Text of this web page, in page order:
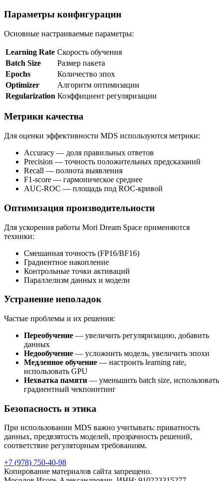
Параметры конфигурации
Основные настраиваемые параметры:
Learning Rate Скорость обучения
Batch Size
Размер пакета
Epochs
Количество эпох
Optimizer
Алгоритм оптимизации
Regularization Коэффициент регуляризации
Метрики качества
Для оценки эффективности MDS используются метрики:
Accuracy — доля правильных ответов
Precision — точность положительных предсказаний
Recall — полнота выявления
F1-score — гармоническое среднее
AUC-ROC — площадь под ROC-кривой
Оптимизация производительности
Для ускорения работы Mori Dream Space применяются
техники:
Смешанная точность (FP16/BF16)
Градиентное накопление
Контрольные точки активаций
Параллелизм данных и модели
Устранение неполадок
Частые проблемы и их решения:
Переобучение — увеличить регуляризацию, добавить
данных
Недообучение — усложнить модель, увеличить эпохи
Медленное обучение — настроить learning rate,
использовать GPU
Нехватка памяти — уменьшить batch size, использовать
градиентный чекпоинтинг
Безопасность и этика
При использовании MDS важно учитывать: приватность
данных, предвзятость моделей, прозрачность решений,
соответствие регуляторным требованиям.
+7 (978) 750-40-98
Копирование материалов сайта запрещено.